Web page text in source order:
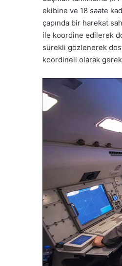
ekibine ve 18 saate
çapında bir harekat
ile koordine edilerek
sürekli gözlenerek
koordineli olarak